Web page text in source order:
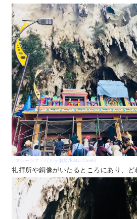
マレーシア・バトゥ洞窟/Batu Caves
礼拝所や銅像がいたるところにあり、ど